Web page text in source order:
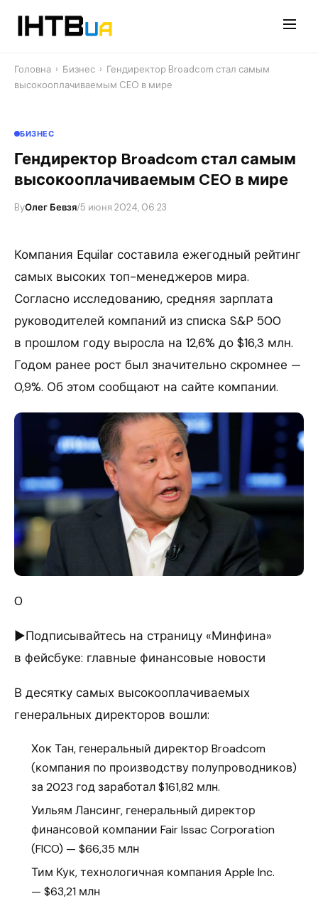
Головна › Бизнес › Гендиректор Broadcom стал самым
высокооплачиваемым CEO в мире
БИЗНЕС
Гендиректор Broadcom стал самым
высокооплачиваемым CEO в мире
ByОлег Бевзя/5 июня 2024, 06:23
Компания Equilar составила ежегодный рейтинг
самых высоких топ-менеджеров мира.
Согласно исследованию, средняя зарплата
руководителей компаний из списка S&P 500
в прошлом году выросла на 12,6% до $16,3 млн.
Годом ранее рост был значительно скромнее —
0,9%. Об этом сообщают на сайте компании.
0
►Подписывайтесь на страницу «Минфина»
в фейсбуке: главные финансовые новости
В десятку самых высокооплачиваемых
генеральных директоров вошли:
Хок Тан, генеральный директор Broadcom
(компания по производству полупроводников)
за 2023 год заработал $161,82 млн.
Уильям Лансинг, генеральный директор
финансовой компании Fair Issac Corporation
(FICO) — $66,35 млн
Тим Кук, технологичная компания Apple Inc.
— $63,21 млн